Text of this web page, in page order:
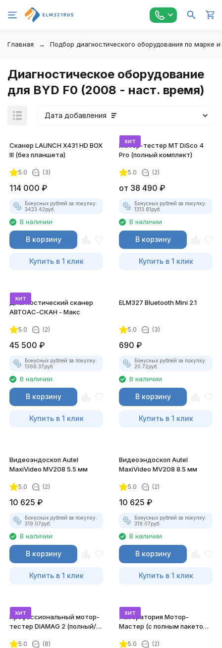
Главная Подбор диагностического оборудования по марке
Диагностическое оборудование
для BYD F0 (2008 - наст. время)
Дата добавления
Сканер LAUNCH X431 HD BOX
III (без планшета)
5.0 (3)
114 000 ₽
Бонусных рублей за покупку:
3423.42руб.
В наличии
В корзину
Купить в 1 клик
хит
Мотор-тестер MT DiSco 4
Pro (полный комплект)
5.0 (2)
от 38 490 ₽
Бонусных рублей за покупку:
1313.81руб.
В наличии
В корзину
Купить в 1 клик
хит
Диагностический сканер
АВТОАС-СКАН - Макс
5.0 (2)
45 500 ₽
Бонусных рублей за покупку:
1366.37руб.
В наличии
В корзину
Купить в 1 клик
ELM327 Bluetooth Mini 2.1
5.0 (3)
690 ₽
Бонусных рублей за покупку:
20.72руб.
В наличии
В корзину
Купить в 1 клик
Видеоэндоскоп Autel
MaxiVideo MV208 5.5 мм
5.0 (2)
10 625 ₽
Бонусных рублей за покупку:
319.07руб.
В наличии
В корзину
Купить в 1 клик
Видеоэндоскоп Autel
MaxiVideo MV208 8.5 мм
5.0 (2)
10 625 ₽
Бонусных рублей за покупку:
319.07руб.
В наличии
В корзину
Купить в 1 клик
хит
Профессиональный мотор-
тестер DIAMAG 2 (полный/
5.0 (8)
хит
Лаборатория Мотор-
Мастер (с полным пакетом
5.0 (2)